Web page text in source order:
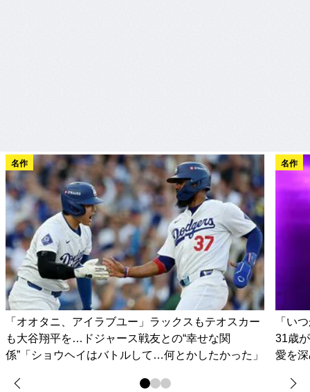
名作
「オオタニ、アイラブユー」ラックスもテオスカー
も大谷翔平を…ドジャース戦友との“幸せな関
係”「ショウヘイはバトルして…何とかしたかった」
名作
「い
31歳
愛を